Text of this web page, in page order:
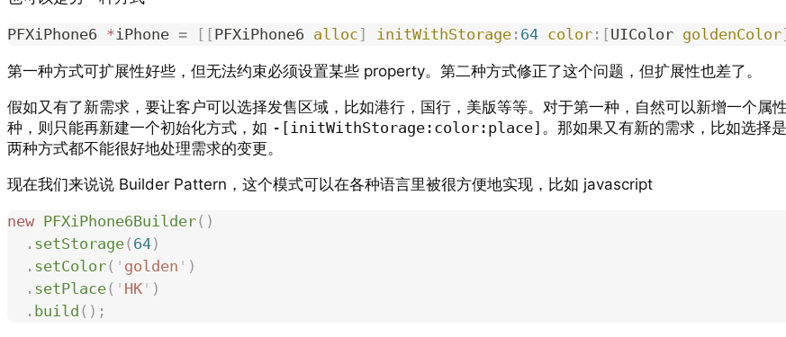
PFXiPhone6 *iPhone = [[PFXiPhone6 alloc ] initWithStorage : 64 color :[UIColor goldenColor
第一种方式可扩展性好些，但无法约束必须设置某些 property。第二种方式修正了这个问题，但扩展性也差了。
假如又有了新需求，要让客户可以选择发售区域，比如港行，国行，美版等等。对于第一种，自然可以新增一个属
种，则只能再新建一个初始化方式，如 -[initWithStorage:color:place] 。那如果又有新的需求，比如选择
两种方式都不能很好地处理需求的变更。
现在我们来说说 Builder Pattern，这个模式可以在各种语言里被很方便地实现，比如 javascript
new PFXiPhone6Builder()
  .
setStorage( 64)
  .
setColor( ' golden ' )
  .
setPlace( ' HK ' )
  .
build ();